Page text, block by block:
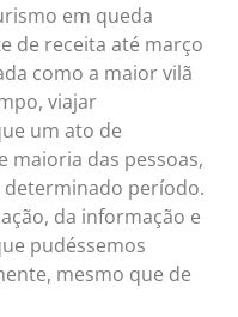
em queda
de receita até março
como a maior vilã
viajar
um ato de
maioria das pessoas,
período.
da informação e
pudéssemos
mesmo que de